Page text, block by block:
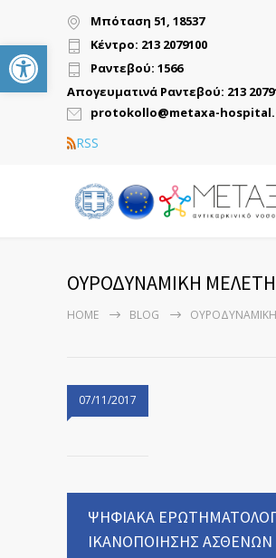
Ανοίξτε τη γραμμή εργαλείων
Μπόταση 51, 18537
Κέντρο: 213 2079100
Ραντεβού: 1566
Απογευματινά Ραντεβού: 213
protokollo@metaxa-
RSS
ΟΥΡΟΔΥΝΑΜΙΚΗ ΜΕΛΕΤΗ
HOME BLOG
07/11/2017
ΨΗΦΙΑΚΑ
ΙΚΑΝΟΠΟΙΗΣΗΣ ΑΣΘΕΝΩΝ